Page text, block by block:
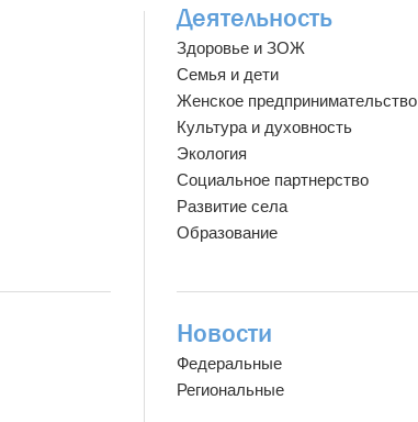
Деятельность
Здоровье и ЗОЖ
Семья и дети
Женское предпринимательство
Культура и духовность
Экология
Социальное партнерство
Развитие села
Образование
Новости
Федеральные
Региональные